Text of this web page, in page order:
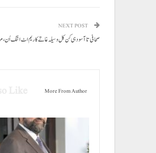
NEXT POST
صحافی تا آسودہی کن کل وسیلہ غاتے کاریم اٹ اتنگ اُن،
More From Author